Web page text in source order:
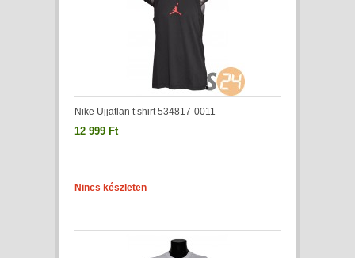
Nike Ujjatlan t shirt 534817-0011
12 999 Ft
Nincs készleten